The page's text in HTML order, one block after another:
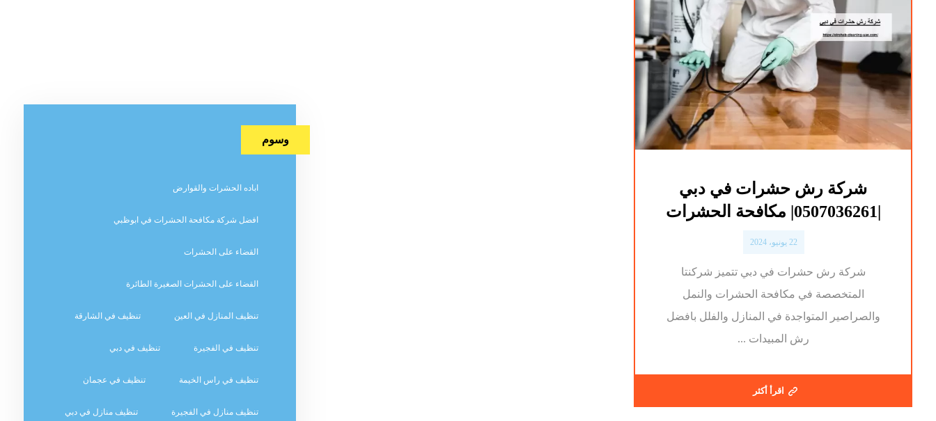
شركة رش حشرات في دبي
|0507036261| مكافحة الحشرات
22 يونيو، 2024
شركة رش حشرات في دبي تتميز شركنتا
المتخصصة في مكافحة الحشرات والنمل
والصراصير المتواجدة في المنازل والفلل بافضل
رش المبيدات ...
اقرأ أكثر
وسوم
اباده الحشرات والقوارض
افضل شركة مكافحة الحشرات في ابوظبي
القضاء على الحشرات
القضاء على الحشرات الصغيرة الطائرة
تنظيف المنازل في العين تنظيف في الشارقة
تنظيف في الفجيرة تنظيف في دبي
تنظيف في راس الخيمة تنظيف في عجمان
تنظيف منازل في الفجيرة تنظيف منازل في دبي